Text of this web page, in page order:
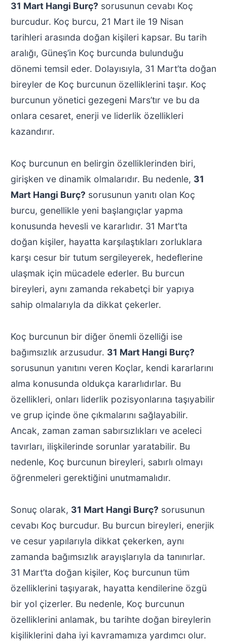
31 Mart Hangi Burç? sorusunun cevabı Koç
burcudur. Koç burcu, 21 Mart ile 19 Nisan
tarihleri arasında doğan kişileri kapsar. Bu tarih
aralığı, Güneş’in Koç burcunda bulunduğu
dönemi temsil eder. Dolayısıyla, 31 Mart’ta doğan
bireyler de Koç burcunun özelliklerini taşır. Koç
burcunun yönetici gezegeni Mars’tır ve bu da
onlara cesaret, enerji ve liderlik özellikleri
kazandırır.
Koç burcunun en belirgin özelliklerinden biri,
girişken ve dinamik olmalarıdır. Bu nedenle, 31
Mart Hangi Burç? sorusunun yanıtı olan Koç
burcu, genellikle yeni başlangıçlar yapma
konusunda hevesli ve kararlıdır. 31 Mart’ta
doğan kişiler, hayatta karşılaştıkları zorluklara
karşı cesur bir tutum sergileyerek, hedeflerine
ulaşmak için mücadele ederler. Bu burcun
bireyleri, aynı zamanda rekabetçi bir yapıya
sahip olmalarıyla da dikkat çekerler.
Koç burcunun bir diğer önemli özelliği ise
bağımsızlık arzusudur. 31 Mart Hangi Burç?
sorusunun yanıtını veren Koçlar, kendi kararlarını
alma konusunda oldukça kararlıdırlar. Bu
özellikleri, onları liderlik pozisyonlarına taşıyabilir
ve grup içinde öne çıkmalarını sağlayabilir.
Ancak, zaman zaman sabırsızlıkları ve aceleci
tavırları, ilişkilerinde sorunlar yaratabilir. Bu
nedenle, Koç burcunun bireyleri, sabırlı olmayı
öğrenmeleri gerektiğini unutmamalıdır.
Sonuç olarak, 31 Mart Hangi Burç? sorusunun
cevabı Koç burcudur. Bu burcun bireyleri, enerjik
ve cesur yapılarıyla dikkat çekerken, aynı
zamanda bağımsızlık arayışlarıyla da tanınırlar.
31 Mart’ta doğan kişiler, Koç burcunun tüm
özelliklerini taşıyarak, hayatta kendilerine özgü
bir yol çizerler. Bu nedenle, Koç burcunun
özelliklerini anlamak, bu tarihte doğan bireylerin
kişiliklerini daha iyi kavramamıza yardımcı olur.